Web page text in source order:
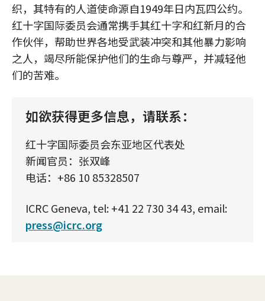
织，其特有的人道使命源自1949年日内瓦四公约。
红十字国际委员会通常携手其红十字和红新月的合
作伙伴，帮助世界各地受武装冲突和其他暴力影响
之人，竭尽所能保护他们的生命与尊严，并减轻他
们的苦难。
如欲获得更多信息，请联系：
红十字国际委员会东亚地区代表处
新闻官员：张双峰
电话：+86 10 85328507
ICRC Geneva, tel: +41 22 730 34 43, email:
press@icrc.org